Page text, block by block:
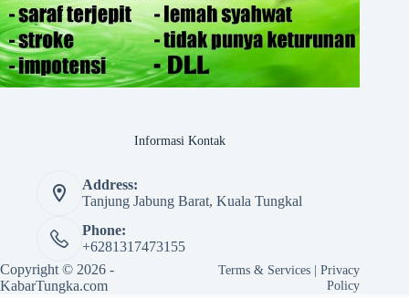
Informasi Kontak
Address:
Tanjung Jabung Barat, Kuala Tungkal
Phone:
+6281317473155
Copyright © 2026 -
KabarTungka.com
Terms & Services |Privacy
Policy